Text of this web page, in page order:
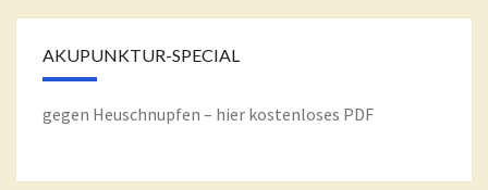
AKUPUNKTUR-SPECIAL
gegen Heuschnupfen – hier kostenloses PDF